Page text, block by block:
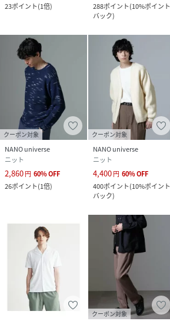
23ポイント(1倍) 288ポイント(10%ポイント
バック)
クーポン対象
NANO universe
ニット
2,860円 60%OFF
26ポイント(1倍)
クーポン対象
NANO universe
ニット
4,400円 60%OFF
400ポイント(10%ポイント
バック)
クーポン対象